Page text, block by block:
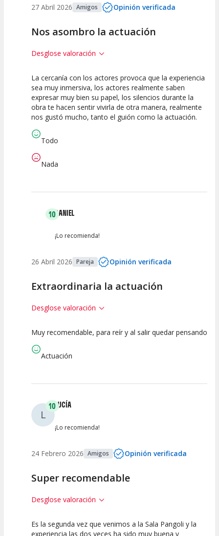
27 Abril 2026 Amigos Opinión verificada
Nos asombro la actuación
Desglose valoración
10
Calidad del
Espectáculo
10
Puesta en
Escena
10
Interpretación
artística
La cercanía con los actores provoca que la experiencia
sea muy inmersiva, los actores realmente saben
expresar muy bien su papel, los silencios durante la
obra te hacen sentir vivirla de otra manera, realmente
nos gustó mucho, tanto el guión como la actuación.
Todo
Nada
10DANIEL
¡Lo recomienda!
26 Abril 2026 Pareja Opinión verificada
Extraordinaria la actuación
Desglose valoración
10
Calidad del
Espectáculo
10 10
Muy recomendable, para reír y al salir quedar pensando
Actuación
L
10LUCÍA
¡Lo recomienda!
24 Febrero 2026 Amigos Opinión verificada
Super recomendable
Desglose valoración
10 10 10
Es la segunda vez que venimos a la Sala Pangoli y la
experiencia las dos veces ha sido muy buena y